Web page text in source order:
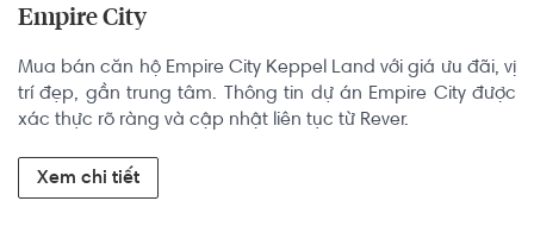
Empire City
Mua bán căn hộ Empire City Keppel Land với giá ưu đãi, vị
trí đẹp, gần trung tâm. Thông tin dự án Empire City được
xác thực rõ ràng và cập nhật liên tục từ Rever.
Xem chi tiết